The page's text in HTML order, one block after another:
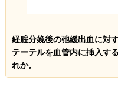
経腟分娩後の弛緩出血に対
テーテルを血管内に挿入す
れか。